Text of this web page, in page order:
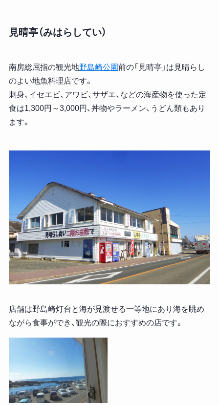
見晴亭（みはらしてい）
南房総屈指の観光地野島崎公園前の「見晴亭」は見晴らし
のよい地魚料理店です。
刺身、イセエビ、アワビ、サザエ、などの海産物を使った定
食は1,300円～3,000円、丼物やラーメン、うどん類もあり
ます。
店舗は野島崎灯台と海が見渡せる一等地にあり海を眺め
ながら食事ができ、観光の際におすすめの店です。